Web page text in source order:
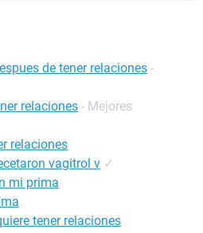
de tener relaciones -
relaciones - Mejores
relaciones
vagitrol v ✓
mi prima
tener relaciones